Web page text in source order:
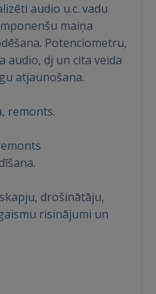
audio u.c. vadu
maiņa
Potenciometru,
audio, dj un cita veida
atjaunošana.
remonts.
drošinātāju,
risinājumi un